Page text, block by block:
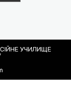
УЧИЛИЩЕ